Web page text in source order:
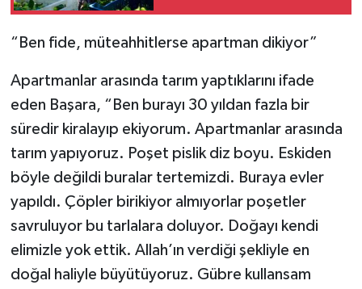
“Ben fide, müteahhitlerse apartman dikiyor”
Apartmanlar arasında tarım yaptıklarını ifade
eden Başara, “Ben burayı 30 yıldan fazla bir
süredir kiralayıp ekiyorum. Apartmanlar arasında
tarım yapıyoruz. Poşet pislik diz boyu. Eskiden
böyle değildi buralar tertemizdi. Buraya evler
yapıldı. Çöpler birikiyor almıyorlar poşetler
savruluyor bu tarlalara doluyor. Doğayı kendi
elimizle yok ettik. Allah’ın verdiği şekliyle en
doğal haliyle büyütüyoruz. Gübre kullansam